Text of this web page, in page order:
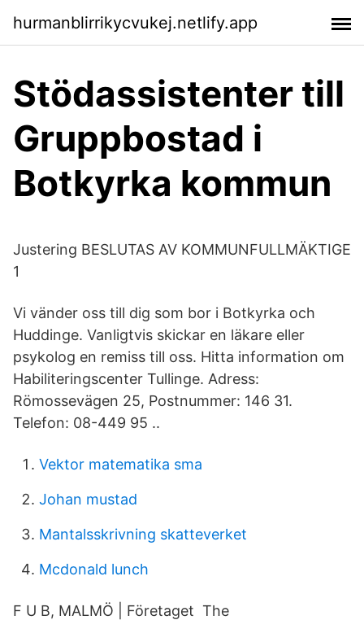
hurmanblirrikycvukej.netlify.app
Stödassistenter till
Gruppbostad i
Botkyrka kommun
Justering BESLUTAS AV KOMMUNFULLMÄKTIGE
1
Vi vänder oss till dig som bor i Botkyrka och
Huddinge. Vanligtvis skickar en läkare eller
psykolog en remiss till oss. Hitta information om
Habiliteringscenter Tullinge. Adress:
Römossevägen 25, Postnummer: 146 31.
Telefon: 08-449 95 ..
Vektor matematika sma
Johan mustad
Mantalsskrivning skatteverket
Mcdonald lunch
F U B, MALMÖ | Företaget The